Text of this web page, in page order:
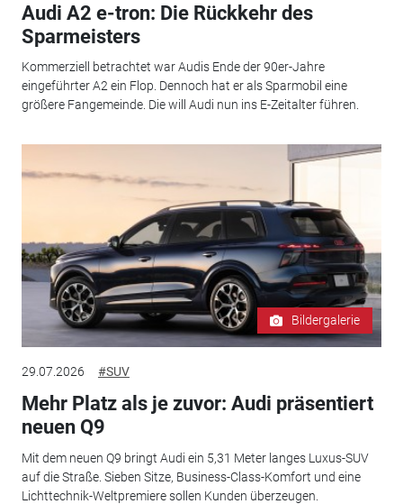
Audi A2 e-tron: Die Rückkehr des
Sparmeisters
Kommerziell betrachtet war Audis Ende der 90er-Jahre
eingeführter A2 ein Flop. Dennoch hat er als Sparmobil eine
größere Fangemeinde. Die will Audi nun ins E-Zeitalter führen.
Bildergalerie
29.07.2026 #SUV
Mehr Platz als je zuvor: Audi präsentiert
neuen Q9
Mit dem neuen Q9 bringt Audi ein 5,31 Meter langes Luxus-SUV
auf die Straße. Sieben Sitze, Business-Class-Komfort und eine
Lichttechnik-Weltpremiere sollen Kunden überzeugen.